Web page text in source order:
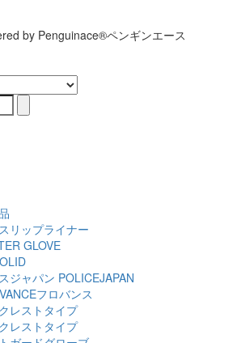
by Penguinace®ペンギンエース
リップライナー
GLOVE
ジャパン POLICEJAPAN
フロバンス
レストタイプ
レストタイプ